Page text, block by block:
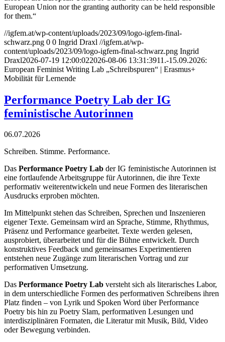
European Union nor the granting authority can be held responsible
for them.“
//igfem.at/wp-content/uploads/2023/09/logo-igfem-final-
schwarz.png 0 0 Ingrid Draxl //igfem.at/wp-
content/uploads/2023/09/logo-igfem-final-schwarz.png Ingrid
Draxl2026-07-19 12:00:022026-08-06 13:31:3911.-15.09.2026:
European Feminist Writing Lab „Schreibspuren“ | Erasmus+
Mobilität für Lernende
Performance Poetry Lab der IG
feministische Autorinnen
06.07.2026
Schreiben. Stimme. Performance.
Das Performance Poetry Lab der IG feministische Autorinnen ist
eine fortlaufende Arbeitsgruppe für Autorinnen, die ihre Texte
performativ weiterentwickeln und neue Formen des literarischen
Ausdrucks erproben möchten.
Im Mittelpunkt stehen das Schreiben, Sprechen und Inszenieren
eigener Texte. Gemeinsam wird an Sprache, Stimme, Rhythmus,
Präsenz und Performance gearbeitet. Texte werden gelesen,
ausprobiert, überarbeitet und für die Bühne entwickelt. Durch
konstruktives Feedback und gemeinsames Experimentieren
entstehen neue Zugänge zum literarischen Vortrag und zur
performativen Umsetzung.
Das Performance Poetry Lab versteht sich als literarisches Labor,
in dem unterschiedliche Formen des performativen Schreibens ihren
Platz finden – von Lyrik und Spoken Word über Performance
Poetry bis hin zu Poetry Slam, performativen Lesungen und
interdisziplinären Formaten, die Literatur mit Musik, Bild, Video
oder Bewegung verbinden.